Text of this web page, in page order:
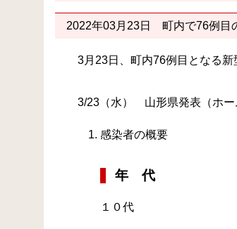
2022年03月23日 町内で76例目
3月23日、町内76例目となる新
3/23（水） 山形県発表（ホー
感染者の概要
年 代
１０代